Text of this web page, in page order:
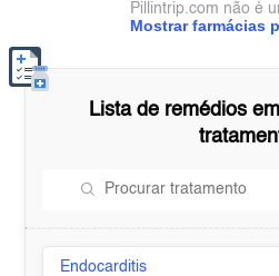
Mostrar farmácias
Pillintrip.com não é
Lista de remédios em
Endocarditis